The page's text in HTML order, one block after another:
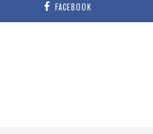
FACEBOOK